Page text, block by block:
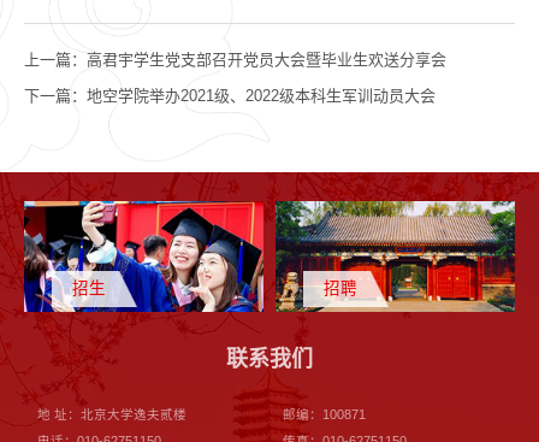
上一篇： 高君宇学生党支部召开党员大会暨毕业生欢送分享会
下一篇： 地空学院举办2021级、2022级本科生军训动员大会
招生 招聘
联系我们
地 址：北京大学逸夫贰楼
邮编：100871